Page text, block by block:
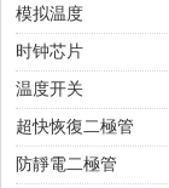
模拟温度
时钟芯片
温度开关
超快恢復二極管
防靜電二極管